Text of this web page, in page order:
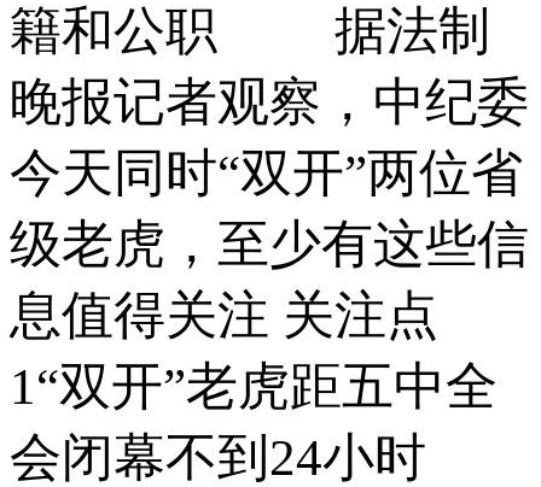
籍和公职 据法制
晚报记者观察，中纪委
今天同时“双开”两位省
级老虎，至少有这些信
息值得关注 关注点
1“双开”老虎距五中全
会闭幕不到24小时